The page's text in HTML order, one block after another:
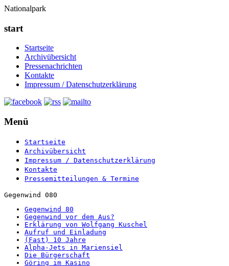
Nationalpark
start
Startseite
Archivübersicht
Pressenachrichten
Kontakte
Impressum / Datenschutzerklärung
Menü
Startseite
Archivübersicht
Impressum / Datenschutzerklärung
Kontakte
Pressemitteilungen & Termine
Gegenwind 080
Gegenwind 80
Gegenwind vor dem Aus?
Erklärung von Wolfgang Kuschel
Aufruf und Einladung
(Fast) 10 Jahre
Alpha-Jets in Mariensiel
Die Bürgerschaft
Göring im Kasino